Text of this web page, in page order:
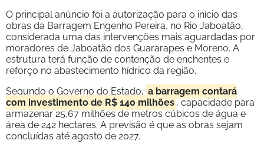
O principal anúncio foi a autorização para o início das
obras da Barragem Engenho Pereira, no Rio Jaboatão,
considerada uma das intervenções mais aguardadas por
moradores de Jaboatão dos Guararapes e Moreno. A
estrutura terá função de contenção de enchentes e
reforço no abastecimento hídrico da região.
Segundo o Governo do Estado, a barragem contará
com investimento de R$ 140 milhões, capacidade para
armazenar 25,67 milhões de metros cúbicos de água e
área de 242 hectares. A previsão é que as obras sejam
concluídas até agosto de 2027.